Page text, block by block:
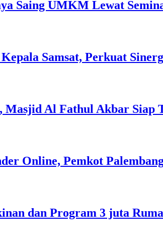
Saing UMKM Lewat
Samsat, Perkuat
Masjid Al Fathul Akbar Siap
Online, Pemkot
dan Program 3 juta